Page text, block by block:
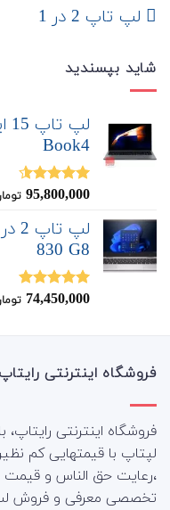
لپ تاپ 2 در 1
شاید بپسندید
Book4
نمره4.50
95,800,000
830 G8
نمره5.00
74,450,000
فروشگاه اینترنتی
فروشگاه اینترنتی
لپتاپ با قیمتهایی کم
،رعایت حق الناس و
تخصصی معرفی و فروش